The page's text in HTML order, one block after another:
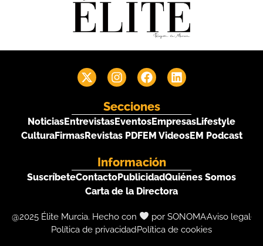
Secciones
NoticiasEntrevistasEventosEmpresasLifestyle
CulturaFirmasRevistas PDFEM VideosEM Podcast
Información
SuscríbeteContactoPublicidadQuiénes Somos
Carta de la Directora
@2025 Élite Murcia. Hecho con por SONOMAAviso legal
Política de privacidadPolítica de cookies